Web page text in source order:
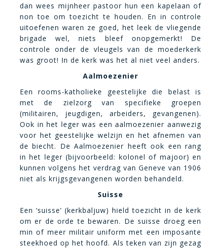
dan wees mijnheer pastoor hun een kapelaan of
non toe om toezicht te houden. En in controle
uitoefenen waren ze goed, het leek de vliegende
brigade wel, niets bleef onopgemerkt! De
controle onder de vleugels van de moederkerk
was groot! In de kerk was het al niet veel anders.
Aalmoezenier
Een rooms-katholieke geestelijke die belast is
met de zielzorg van specifieke groepen
(militairen, jeugdigen, arbeiders, gevangenen).
Ook in het leger was een aalmoezenier aanwezig
voor het geestelijke welzijn en het afnemen van
de biecht. De Aalmoezenier heeft ook een rang
in het leger (bijvoorbeeld: kolonel of majoor) en
kunnen volgens het verdrag van Geneve van 1906
niet als krijgsgevangenen worden behandeld.
Suisse
Een ‘suisse’ (kerkbaljuw) hield toezicht in de kerk
om er de orde te bewaren. De suisse droeg een
min of meer militair uniform met een imposante
steekhoed op het hoofd. Als teken van zijn gezag